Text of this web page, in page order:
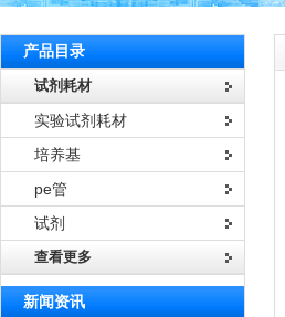
产品目录
试剂耗材
实验试剂耗材
培养基
pe管
试剂
查看更多
新闻资讯